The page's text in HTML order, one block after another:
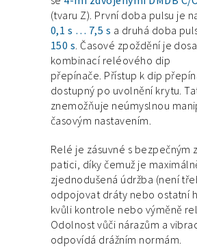
(tvaru Z). První doba pulsu je
0,1 s … 7,5 s a druhá doba
150 s . Časové zpoždění je
kombinací reléového dip
přepínače. Přístup k dip
dostupný po uvolnění krytu.
znemožňuje neúmyslnou
časovým nastavením.
Relé je zásuvné s bezpečným
patici, díky čemuž je
zjednodušená údržba (není
odpojovat dráty nebo ostatní
kvůli kontrole nebo výměně
Odolnost vůči nárazům a
odpovídá drážním normám.